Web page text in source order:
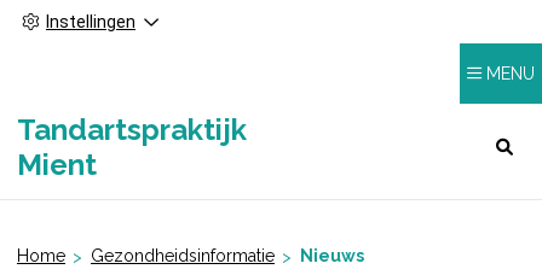
Instellingen
Tandartspraktijk
Mient
MENU
Home Gezondheidsinformatie Nieuws